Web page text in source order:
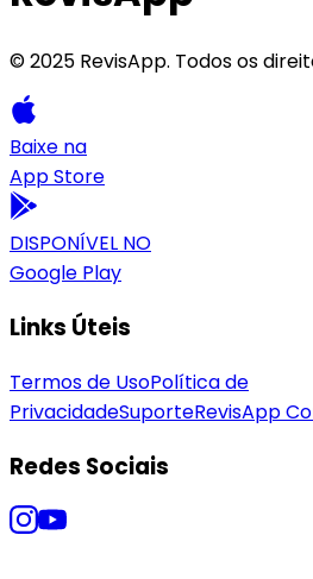
©2025 RevisApp. Todos os
Baixe na
App Store
DISPONÍVEL NO
Google Play
Links Úteis
Termos de UsoPolítica de
PrivacidadeSuporteRevisApp
Redes Sociais